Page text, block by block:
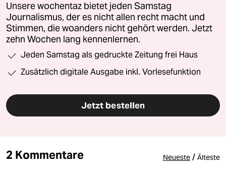
Unsere wochentaz bietet jeden Samstag
Journalismus, der es nicht allen recht macht und
Stimmen, die woanders nicht gehört werden. Jetzt
zehn Wochen lang kennenlernen.
Jeden Samstag als gedruckte Zeitung frei Haus
Zusätzlich digitale Ausgabe inkl. Vorlesefunktion
Jetzt bestellen
2 Kommentare Neueste / Älteste